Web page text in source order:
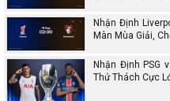
Nhận Định
Màn Mùa Giải,
Nhận Định PSG
Thử Thách Cực